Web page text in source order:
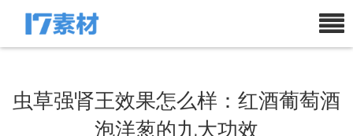
虫草强肾王效果怎么样：红酒葡萄酒
泡洋葱的九大功效